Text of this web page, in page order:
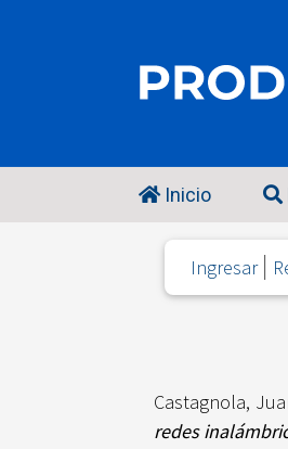
Inicio
Ingresar
Castagnola,
redes